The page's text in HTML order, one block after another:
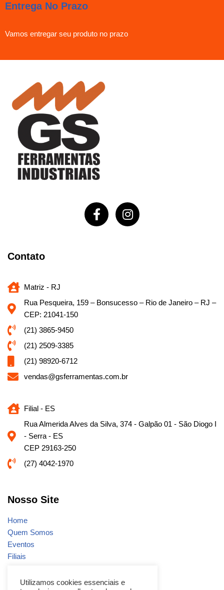
Entrega No Prazo
Vamos entregar seu produto no prazo
Contato
Matriz - RJ
Rua Pesqueira, 159 – Bonsucesso – Rio de Janeiro – RJ –
CEP: 21041-150
(21) 3865-9450
(21) 2509-3385
(21) 98920-6712
vendas@gsferramentas.com.br
Filial - ES
Rua Almerida Alves da Silva, 374 - Galpão 01 - São Diogo I
- Serra - ES
CEP 29163-250
(27) 4042-1970
Nosso Site
Home
Quem Somos
Eventos
Filiais
Fale conosco
Utilizamos cookies essenciais e